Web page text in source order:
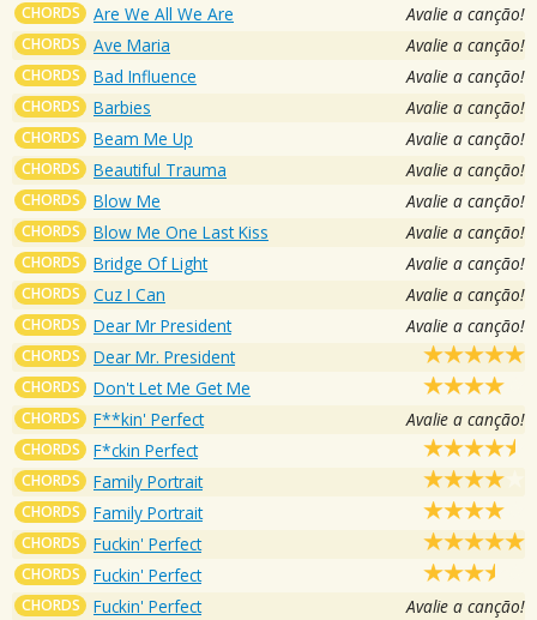
CHORDS Are We All We Are Avalie a canção!
CHORDS Ave Maria Avalie a canção!
CHORDS Bad Influence Avalie a canção!
CHORDS Barbies Avalie a canção!
CHORDS Beam Me Up Avalie a canção!
CHORDS Beautiful Trauma Avalie a canção!
CHORDS Blow Me Avalie a canção!
CHORDS Blow Me One Last Kiss Avalie a canção!
CHORDS Bridge Of Light Avalie a canção!
CHORDS Cuz I Can Avalie a canção!
CHORDS Dear Mr President Avalie a canção!
CHORDS Dear Mr. President
CHORDS Don't Let Me Get Me
CHORDS F**kin' Perfect Avalie a canção!
CHORDS F*ckin Perfect
CHORDS Family Portrait
CHORDS Family Portrait
CHORDS Fuckin' Perfect
CHORDS Fuckin' Perfect
CHORDS Fuckin' Perfect Avalie a canção!